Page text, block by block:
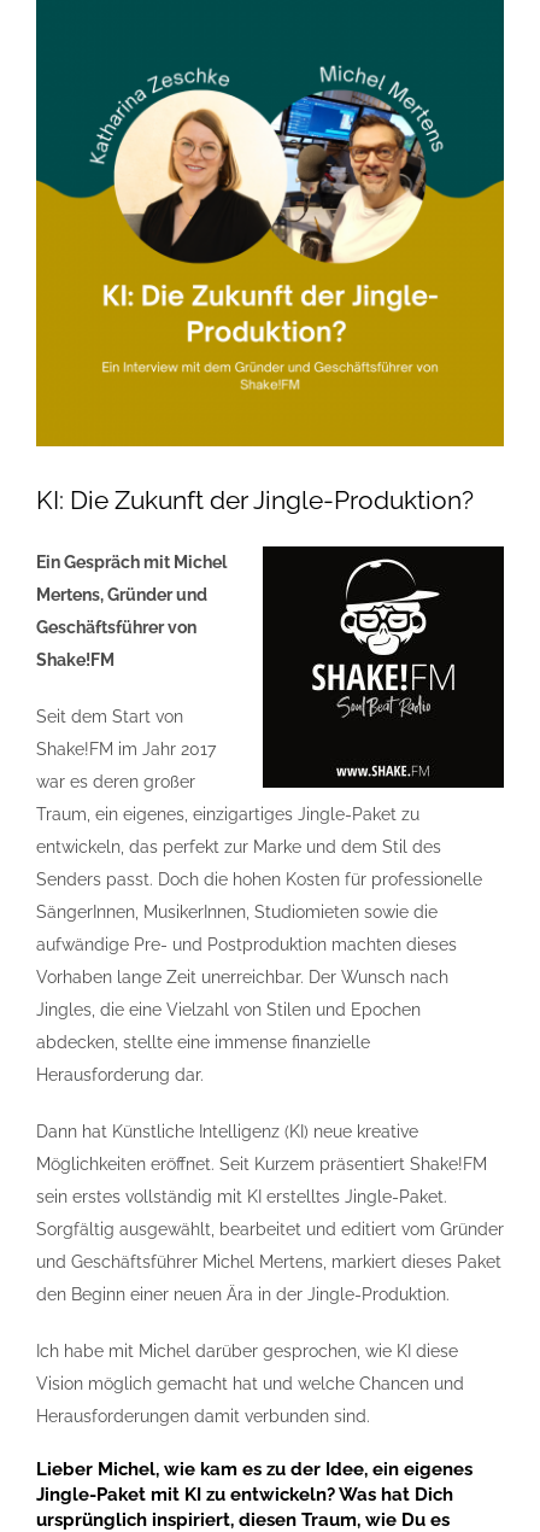
Impressum/AGB
Datenschutzerklärung
KI: Die Zukunft der Jingle-Produktion?
Ein Gespräch mit Michel
Mertens, Gründer und
Geschäftsführer von
Shake!FM
Seit dem Start von
Shake!FM im Jahr 2017
war es deren großer
Traum, ein eigenes, einzigartiges Jingle-Paket zu
entwickeln, das perfekt zur Marke und dem Stil des
Senders passt. Doch die hohen Kosten für professionelle
SängerInnen, MusikerInnen, Studiomieten sowie die
aufwändige Pre- und Postproduktion machten dieses
Vorhaben lange Zeit unerreichbar. Der Wunsch nach
Jingles, die eine Vielzahl von Stilen und Epochen
abdecken, stellte eine immense finanzielle
Herausforderung dar.
Dann hat Künstliche Intelligenz (KI) neue kreative
Möglichkeiten eröffnet. Seit Kurzem präsentiert Shake!FM
sein erstes vollständig mit KI erstelltes Jingle-Paket.
Sorgfältig ausgewählt, bearbeitet und editiert vom Gründer
und Geschäftsführer Michel Mertens, markiert dieses Paket
den Beginn einer neuen Ära in der Jingle-Produktion.
Ich habe mit Michel darüber gesprochen, wie KI diese
Vision möglich gemacht hat und welche Chancen und
Herausforderungen damit verbunden sind.
Lieber Michel, wie kam es zu der Idee, ein eigenes
Jingle-Paket mit KI zu entwickeln? Was hat Dich
ursprünglich inspiriert, diesen Traum, wie Du es